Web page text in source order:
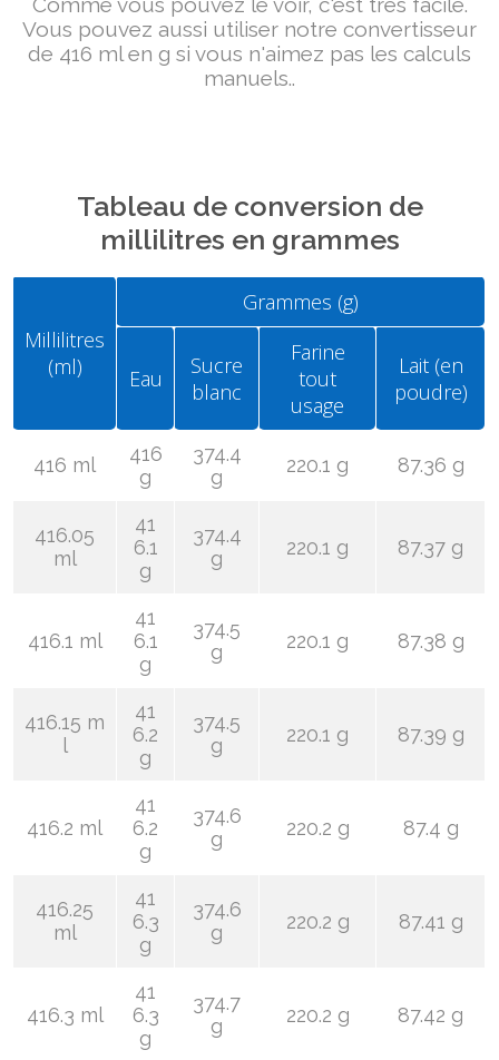
Vous pouvez aussi utiliser notre convertisseur
de 416 ml en g si vous n'aimez pas les calculs
manuels..
Tableau de conversion de
millilitres en grammes
Millilitres
(ml)
Grammes (g)
Eau
Sucre
blanc
Farine
tout
usage
Lait (en
poudre)
416 ml
416
g
374.4
g
220.1 g 87.36 g
416.05
ml
41
6.1
g
374.4
g
220.1 g 87.37 g
416.1 ml
41
6.1
g
374.5
g
220.1 g 87.38 g
416.15 m
l
41
6.2
g
374.5
g
220.1 g 87.39 g
416.2 ml
41
6.2
g
374.6
g
220.2 g 87.4 g
416.25
ml
41
6.3
g
374.6
g
220.2 g 87.41 g
416.3 ml
41
6.3
g
374.7
g
220.2 g 87.42 g